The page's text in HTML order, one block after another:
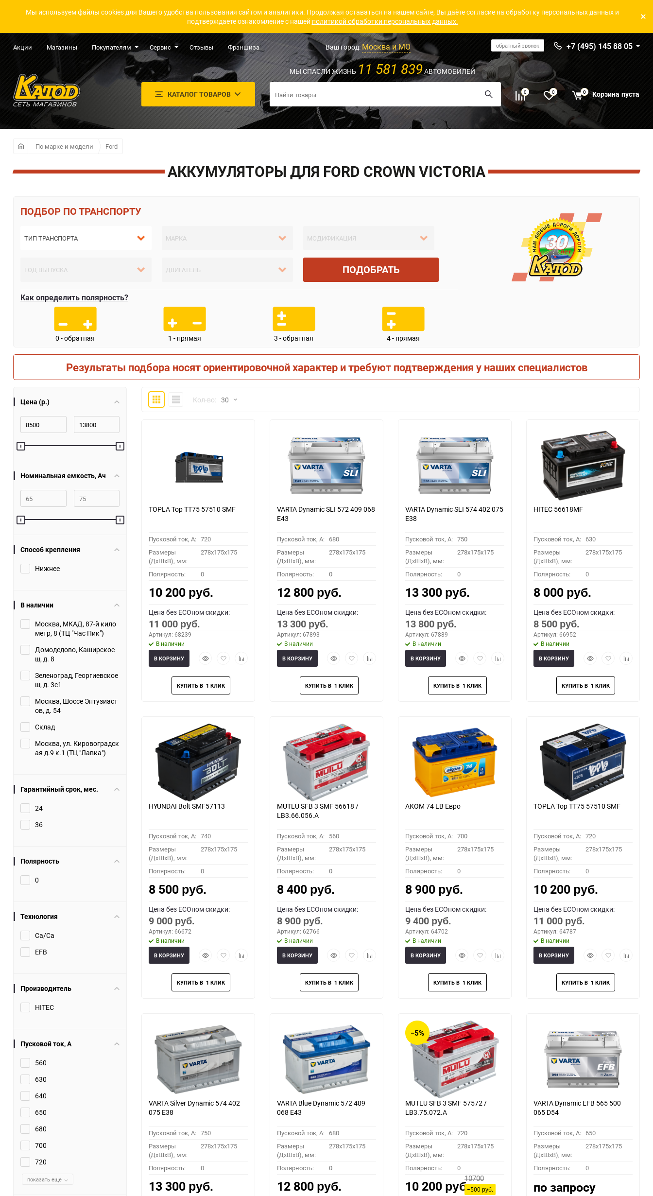
Мы используем файлы cookies для Вашего удобства пользования сайтом и аналитики. Продолжая оставаться на нашем сайте, Вы даёте согласие на обработку персональных данных и
подтверждаете ознакомление с нашей политикой обработки персональных данных.
Акции Магазины Покупателям Сервис Отзывы Франшиза Ваш город:Москва и МО обратный звонок +7 (495) 145 88 05
КАТАЛОГ ТОВАРОВ
МЫ СПАСЛИ ЖИЗНЬ 11 581 839АВТОМОБИЛЕЙ
0 0 0 Корзина пуста
По марке и модели Ford
АККУМУЛЯТОРЫ ДЛЯ FORD CROWN VICTORIA
ПО ТРАНСПОРТУ
ПОДОБРАТЬ
Как определить полярность?
0 - обратная 1 - прямая 3 - обратная 4 - прямая
Результаты подбора носят ориентировочной характер и требуют подтверждения у наших специалистов
Цена (р.)
Номинальная емкость, Ач
Способ крепления
Нижнее
В наличии
Москва, МКАД, 87-й кило
метр, 8 (ТЦ "Час Пик")
Домодедово, Каширское
ш, д. 8
Зеленоград, Георгиевское
ш, д. 3с1
Москва, Шоссе Энтузиаст
ов, д. 54
Склад
Москва, ул. Кировоградск
ая д.9 к.1 (ТЦ "Лавка")
Гарантийный срок, мес.
24
36
Полярность
0
Технология
Ca/Ca
EFB
Производитель
HITEC
Пусковой ток, A
560
630
640
650
680
700
720
показать еще
ПлиткаКомпактноКол-во: 30
90
TOPLA Top TT75 57510 SMF
Пусковой ток, A: 720
Размеры
(ДхШхВ), мм:
278x175x175
Полярность: 0
10 200 руб.
Цена без ECOном скидки:
11 000 руб.
Артикул: 68239
В наличии
БыстрыйДобавить
избранное
Добавить
В КОРЗИНУ
VARTA Dynamic SLI 572 409 068
E43
Пусковой ток, A: 680
Размеры
(ДхШхВ), мм:
278x175x175
Полярность: 0
12 800 руб.
Цена без ECOном скидки:
13 300 руб.
Артикул: 67893
В наличии
БыстрыйДобавить
избранное
Добавить
В КОРЗИНУ
VARTA Dynamic SLI 574 402 075
E38
Пусковой ток, A: 750
Размеры
(ДхШхВ), мм:
278x175x175
Полярность: 0
13 300 руб.
Цена без ECOном скидки:
13 800 руб.
Артикул: 67889
В наличии
БыстрыйДобавить
избранное
Добавить
В КОРЗИНУ
HITEC 56618MF
Пусковой ток, A: 630
Размеры
(ДхШхВ), мм:
278x175x175
Полярность: 0
8 000 руб.
Цена без ECOном скидки:
8 500 руб.
Артикул: 66952
В наличии
БыстрыйДобавить
избранное
Добавить
В КОРЗИНУ
HYUNDAI Bolt SMF57113
Пусковой ток, A: 740
Размеры
(ДхШхВ), мм:
278x175x175
Полярность: 0
8 500 руб.
Цена без ECOном скидки:
9 000 руб.
Артикул: 66672
В наличии
БыстрыйДобавить
избранное
Добавить
В КОРЗИНУ
MUTLU SFB 3 SMF 56618 /
LB3.66.056.A
Пусковой ток, A: 560
Размеры
(ДхШхВ), мм:
278x175x175
Полярность: 0
8 400 руб.
Цена без ECOном скидки:
8 900 руб.
Артикул: 62766
В наличии
БыстрыйДобавить
избранное
Добавить
В КОРЗИНУ
АКОМ 74 LB Евро
Пусковой ток, A: 700
Размеры
(ДхШхВ), мм:
278x175x175
Полярность: 0
8 900 руб.
Цена без ECOном скидки:
9 400 руб.
Артикул: 64702
В наличии
БыстрыйДобавить
избранное
Добавить
В КОРЗИНУ
TOPLA Top TT75 57510 SMF
Пусковой ток, A: 720
Размеры
(ДхШхВ), мм:
278x175x175
Полярность: 0
10 200 руб.
Цена без ECOном скидки:
11 000 руб.
Артикул: 64787
В наличии
БыстрыйДобавить
избранное
Добавить
В КОРЗИНУ
VARTA Silver Dynamic 574 402
075 E38
Пусковой ток, A: 750
Размеры
(ДхШхВ), мм:
278x175x175
Полярность: 0
13 300 руб.
VARTA Blue Dynamic 572 409
068 E43
Пусковой ток, A: 680
Размеры
(ДхШхВ), мм:
278x175x175
Полярность: 0
12 800 руб.
−5%
MUTLU SFB 3 SMF 57572 /
LB3.75.072.A
Пусковой ток, A: 720
Размеры
(ДхШхВ), мм:
278x175x175
Полярность: 0
10 200 руб.
10700
−500руб.
VARTA Dynamic EFB 565 500
065 D54
Пусковой ток, A: 650
Размеры
(ДхШхВ), мм:
278x175x175
Полярность: 0
по запросу